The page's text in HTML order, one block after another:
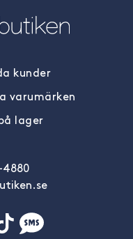
kunder
varumärken
lager
4880